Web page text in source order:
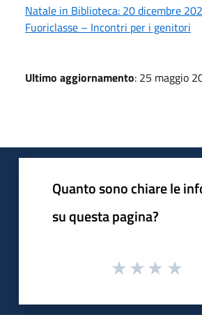
Natale in Biblioteca: 20 dicembre
Fuoriclasse – Incontri per i genitori
Ultimo aggiornamento: 25 maggio
Quanto sono chiare le
su questa pagina?